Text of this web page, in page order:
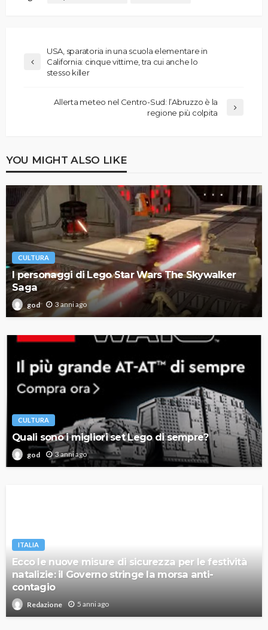
USA, sparatoria in una scuola elementare in
California: cinque vittime, tra cui anche lo
stesso killer
Allerta meteo nel Centro-Sud: l’Abruzzo è la
regione più colpita
YOU MIGHT ALSO LIKE
CULTURA
I personaggi di Lego Star Wars The Skywalker
Saga
god 3 anni ago
CULTURA
Quali sono i migliori set Lego di sempre?
god 3 anni ago
ITALIA
Ecco le nuove misure di sicurezza per le festività
natalizie: il Governo stringe la morsa anti-
contagio
Redazione 5 anni ago